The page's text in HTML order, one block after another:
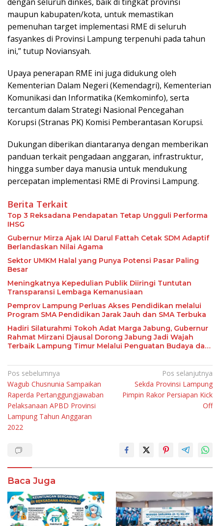
maupun kabupaten/kota, untuk memastikan
pemenuhan target implementasi RME di seluruh
fasyankes di Provinsi Lampung terpenuhi pada tahun
ini,” tutup Noviansyah.
Upaya penerapan RME ini juga didukung oleh
Kementerian Dalam Negeri (Kemendagri), Kementerian
Komunikasi dan Informatika (Kemkominfo), serta
tercantum dalam Strategi Nasional Pencegahan
Korupsi (Stranas PK) Komisi Pemberantasan Korupsi.
Dukungan diberikan diantaranya dengan memberikan
panduan terkait pengadaan anggaran, infrastruktur,
hingga sumber daya manusia untuk mendukung
percepatan implementasi RME di Provinsi Lampung.
Berita Terkait
Top 3 Reksadana Pendapatan Tetap Ungguli Performa
IHSG
Gubernur Mirza Ajak IAI Darul Fattah Cetak SDM Adaptif
Berlandaskan Nilai Agama
Sektor UMKM Halal yang Punya Potensi Pasar Paling
Besar
Meningkatnya Kepedulian Publik Diiringi Tuntutan
Transparansi Lembaga Kemanusiaan
Pemprov Lampung Perluas Akses Pendidikan melalui
Program SMA Pendidikan Jarak Jauh dan SMA Terbuka
Hadiri Silaturahmi Tokoh Adat Marga Jabung, Gubernur
Rahmat Mirzani Djausal Dorong Jabung Jadi Wajah
Terbaik Lampung Timur Melalui Penguatan Budaya dan
Navigasi
pos
Pos sebelumnya
Wagub Chusnunia Sampaikan
Raperda Pertanggungjawaban
Pelaksanaan APBD Provinsi
Lampung Tahun Anggaran
2022
Pos selanjutnya
Sekda Provinsi Lampung
Pimpin Rakor Persiapan Kick
Off
Baca Juga